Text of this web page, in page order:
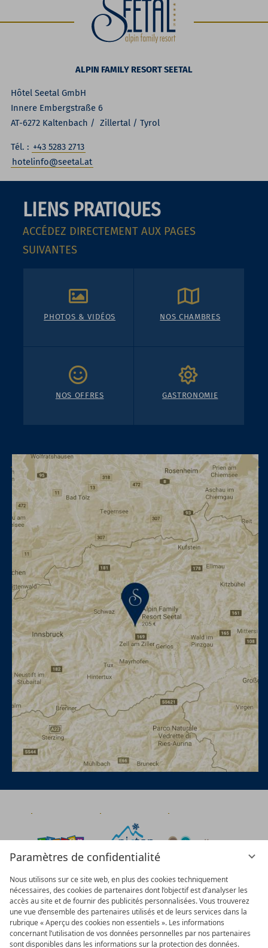
Paramètres de confidentialité
Nous utilisons sur ce site web, en plus des cookies techniquement
nécessaires, des cookies de partenaires dont l’objectif est d’analyser les
accès au site et de fournir des publicités personnalisées. Vous trouverez
une vue d’ensemble des partenaires utilisés et de leurs services dans la
rubrique « Aperçu des cookies non essentiels ». Les informations
concernant l’utilisation de vos données personnelles par nos partenaires
sont disponibles dans les informations sur la protection des données.
ALPIN FAMILY RESORT SEETAL
Hôtel Seetal GmbH
Innere Embergstraße 6
AT-6272 Kaltenbach / Zillertal / Tyrol
Tél. : +43 5283 2713
hotelinfo@seetal.at
LIENS PRATIQUES
ACCÉDEZ DIRECTEMENT AUX PAGES
SUIVANTES
PHOTOS & VIDÉOS NOS CHAMBRES
NOS OFFRES GASTRONOMIE